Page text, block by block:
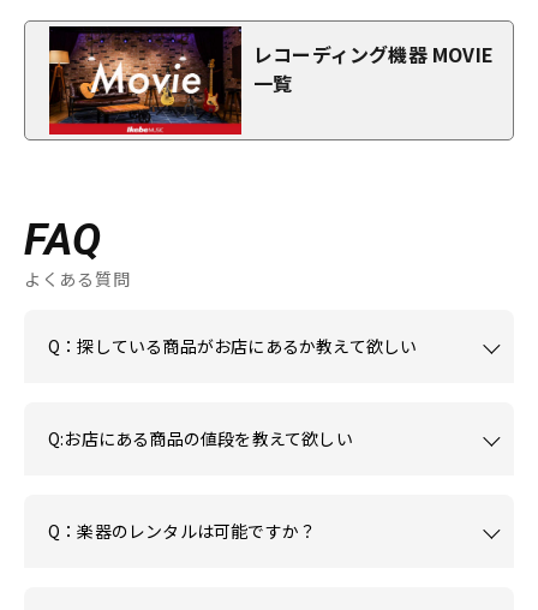
レコーディング機器 MOVIE
一覧
FAQ
よくある質問
Q：探している商品がお店にあるか教えて欲しい
Q:お店にある商品の値段を教えて欲しい
Q：楽器のレンタルは可能ですか？